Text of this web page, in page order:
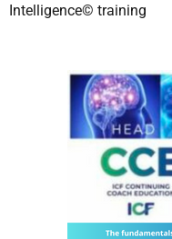
Intelligence© training